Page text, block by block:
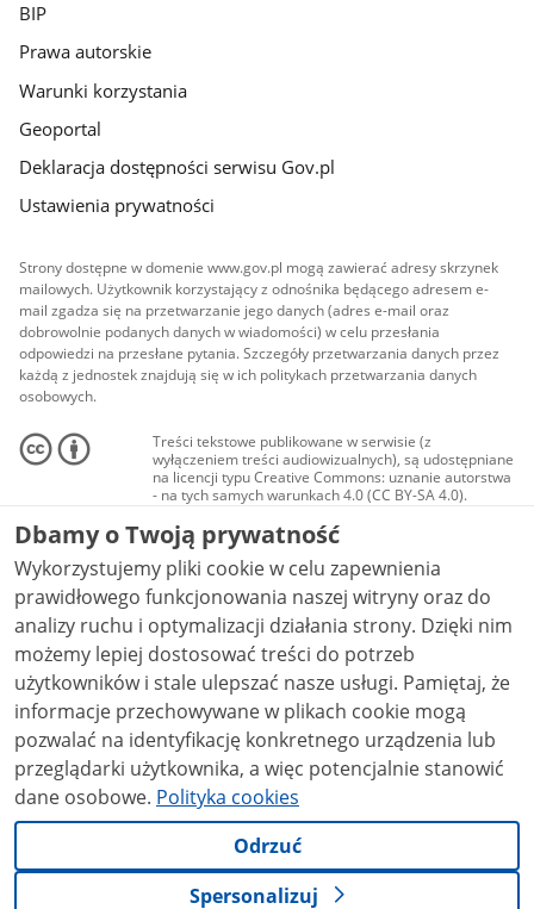
BIP
Prawa autorskie
Warunki korzystania
Geoportal
Deklaracja dostępności serwisu Gov.pl
Ustawienia prywatności
Strony dostępne w domenie www.gov.pl mogą zawierać adresy skrzynek
mailowych. Użytkownik korzystający z odnośnika będącego adresem e-
mail zgadza się na przetwarzanie jego danych (adres e-mail oraz
dobrowolnie podanych danych w wiadomości) w celu przesłania
odpowiedzi na przesłane pytania. Szczegóły przetwarzania danych przez
każdą z jednostek znajdują się w ich politykach przetwarzania danych
osobowych.
Treści tekstowe publikowane w serwisie (z
wyłączeniem treści audiowizualnych), są udostępniane
na licencji typu Creative Commons: uznanie autorstwa
- na tych samych warunkach 4.0 (CC BY-SA 4.0).
Materiały audiowizualne, w tym zdjęcia, materiały
audio i wideo, są udostępniane na licencji typu
Creative Commons: uznanie autorstwa użycie
niekomercyjne - bez utworów zależnych 4.0 (CC BY-
NC-ND 4.0), o ile nie jest to stwierdzone inaczej.
Dbamy o Twoją prywatność
Wykorzystujemy pliki cookie w celu zapewnienia
prawidłowego funkcjonowania naszej witryny oraz do
analizy ruchu i optymalizacji działania strony. Dzięki nim
możemy lepiej dostosować treści do potrzeb
użytkowników i stale ulepszać nasze usługi. Pamiętaj, że
informacje przechowywane w plikach cookie mogą
pozwalać na identyfikację konkretnego urządzenia lub
przeglądarki użytkownika, a więc potencjalnie stanowić
dane osobowe. Polityka cookies
Odrzuć
Spersonalizuj